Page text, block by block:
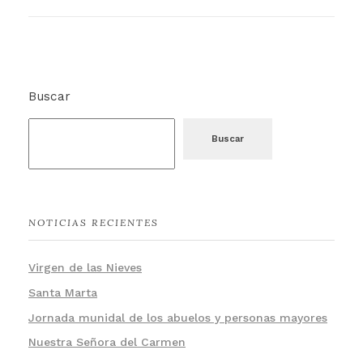
Buscar
Buscar
NOTICIAS RECIENTES
Virgen de las Nieves
Santa Marta
Jornada munidal de los abuelos y personas mayores
Nuestra Señora del Carmen